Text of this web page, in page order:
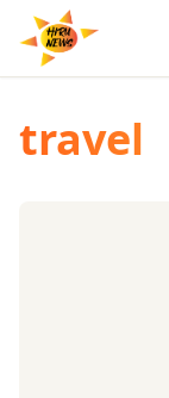
travel